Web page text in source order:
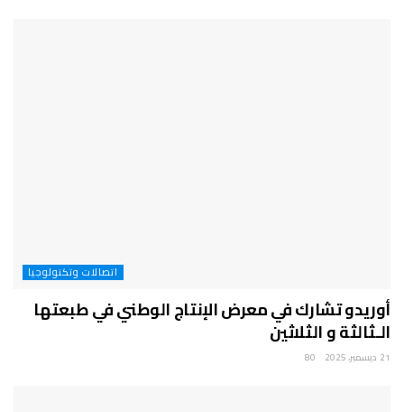
اتصالات وتكنولوجيا
أوريدو تشارك في معرض الإنتاج الوطني في طبعتها
الـثالثة و الثلاثين
21 ديسمبر، 2025 80